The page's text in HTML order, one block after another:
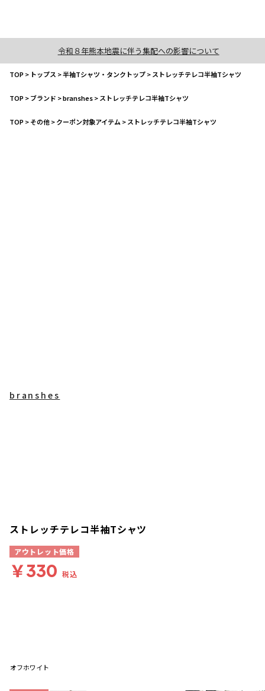
令和８年熊本地震に伴う集配への影響について
TOP> トップス >半袖Tシャツ・タンクトップ>ストレッチテレコ半袖Tシャツ
TOP>ブランド >branshes>ストレッチテレコ半袖Tシャツ
TOP>その他>クーポン対象アイテム >ストレッチテレコ半袖Tシャツ
オフホワイト
branshes
ストレッチテレコ半袖Tシャツ
アウトレット価格
￥330 税込